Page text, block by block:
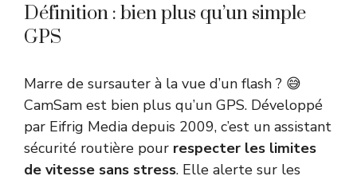
Définition : bien plus qu’un simple
GPS
Marre de sursauter à la vue d’un flash ? 😅
CamSam est bien plus qu’un GPS. Développé
par Eifrig Media depuis 2009, c’est un assistant
sécurité routière pour respecter les limites
de vitesse sans stress. Elle alerte sur les